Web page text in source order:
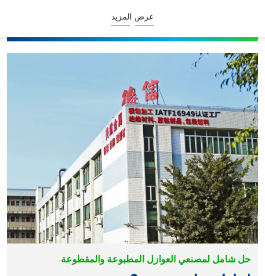
عرض المزيد
حل شامل لمصنعي العوازل المطبوعة والمقطوعة